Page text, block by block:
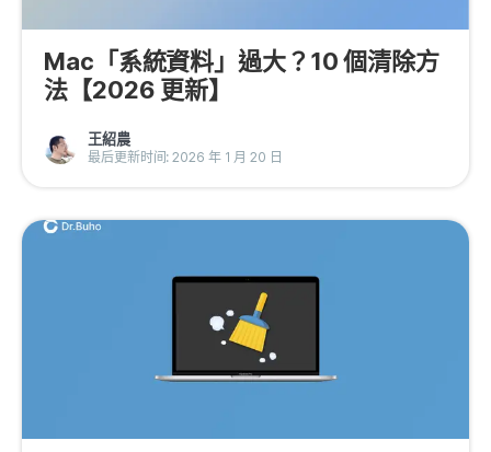
Mac「系統資料」過大？10 個清除方
法【2026 更新】
王紹農
最后更新时间: 2026 年 1 月 20 日